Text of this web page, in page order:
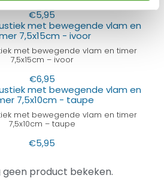
€5,95
met bewegende vlam en timer
7,5x15cm – ivoor
€6,95
met bewegende vlam en timer
7,5x10cm – taupe
€5,95
product bekeken.